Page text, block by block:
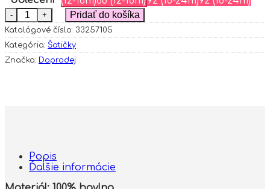
množstvo Bavlnené šaty s mašličkou, dl. rukáv,
Pridať do košíka
Katalógové číslo: 33257105
Kategória: Šatičky
Značka: Doprodej
Popis
Ďalšie informácie